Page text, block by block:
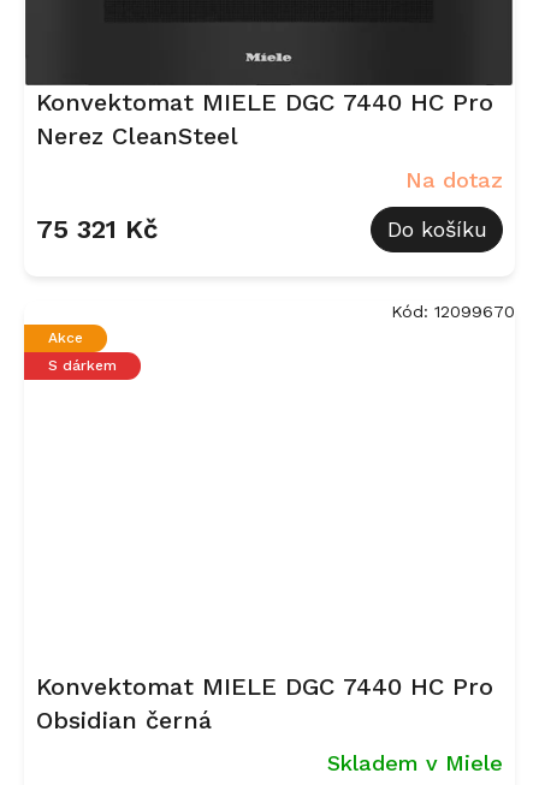
Konvektomat MIELE DGC 7440 HC Pro
Nerez CleanSteel
Na dotaz
75 321 Kč Do košíku
Akce
S dárkem
Konvektomat MIELE DGC 7440 HC Pro
Obsidian černá
Skladem v Miele
Kód: 12099670